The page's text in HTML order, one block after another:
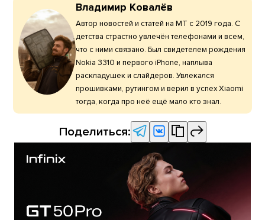
Владимир Ковалёв
Автор новостей и статей на МТ с 2019 года. С
детства страстно увлечён телефонами и всем,
что с ними связано. Был свидетелем рождения
Nokia 3310 и первого iPhone, наплыва
раскладушек и слайдеров. Увлекался
прошивками, рутингом и верил в успех Xiaomi
тогда, когда про неё ещё мало кто знал.
Поделиться: